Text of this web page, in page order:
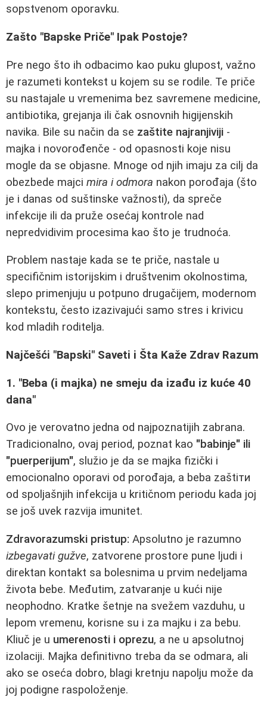
sopstvenom oporavku.
Zašto "Bapske Priče" Ipak Postoje?
Pre nego što ih odbacimo kao puku glupost, važno
je razumeti kontekst u kojem su se rodile. Te priče
su nastajale u vremenima bez savremene medicine,
antibiotika, grejanja ili čak osnovnih higijenskih
navika. Bile su način da se zaštite najranjiviji -
majka i novorođenče - od opasnosti koje nisu
mogle da se objasne. Mnoge od njih imaju za cilj da
obezbede majci mira i odmora nakon porođaja (što
je i danas od suštinske važnosti), da spreče
infekcije ili da pruže osećaj kontrole nad
nepredvidivim procesima kao što je trudnoća.
Problem nastaje kada se te priče, nastale u
specifičnim istorijskim i društvenim okolnostima,
slepo primenjuju u potpuno drugačijem, modernom
kontekstu, često izazivajući samo stres i krivicu
kod mladih roditelja.
Najčešći "Bapski" Saveti i Šta Kaže Zdrav Razum
1. "Beba (i majka) ne smeju da izađu iz kuće 40
dana"
Ovo je verovatno jedna od najpoznatijih zabrana.
Tradicionalno, ovaj period, poznat kao "babinje" ili
"puerperijum", služio je da se majka fizički i
emocionalno oporavi od porođaja, a beba zaštiти
od spoljašnjih infekcija u kritičnom periodu kada joj
se još uvek razvija imunitet.
Zdravorazumski pristup: Apsolutno je razumno
izbegavati gužve, zatvorene prostore punе ljudi i
direktan kontakt sa bolesnima u prvim nedeljama
života bebe. Međutim, zatvaranje u kući nije
neophodno. Kratke šetnje na svežem vazduhu, u
lepom vremenu, korisne su i za majku i za bebu.
Kliuč je u umerenosti i oprezu, a ne u apsolutnoj
izolaciji. Majka definitivno treba da se odmara, ali
ako se oseća dobro, blagi kretnju napolju može da
joj podigne raspoloženje.